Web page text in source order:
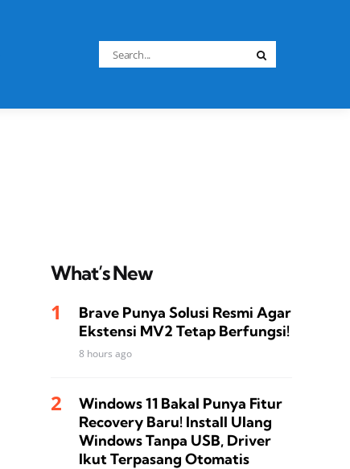
Search
for:
What’s New
Brave Punya Solusi Resmi Agar
Ekstensi MV2 Tetap Berfungsi!
8 hours ago
Windows 11 Bakal Punya Fitur
Recovery Baru! Install Ulang
Windows Tanpa USB, Driver
Ikut Terpasang Otomatis